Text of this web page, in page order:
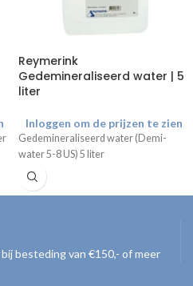
Reymerink
Gedemineraliseerd water | 5
liter
Inloggen om de prijzen te zien
Gedemineraliseerd water (Demi-
water 5-8 US) 5 liter
besteding van €150,- of meer